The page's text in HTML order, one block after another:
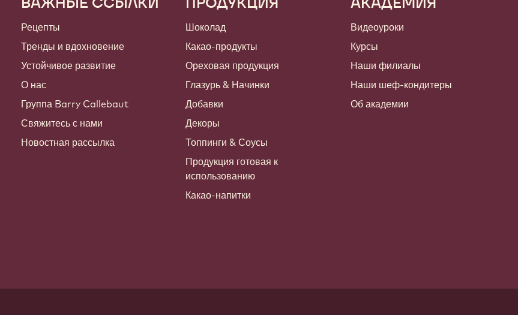
Footer
Callebaut
Рецепты
Тренды и вдохновение
Устойчивое развитие
О нас
Группа Barry Callebaut
Свяжитесь с нами
Новостная рассылка
Шоколад
Какао-продукты
Ореховая продукция
Глазурь & Начинки
Добавки
Декоры
Топпинги & Соусы
Продукция готовая к
использованию
Какао-напитки
Видеоуроки
Курсы
Наши филиалы
Наши шеф-кондитеры
Об академии